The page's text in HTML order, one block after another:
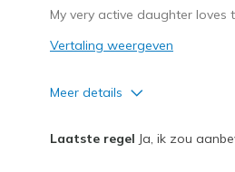
My very active daughter loves
Vertaling weergeven
Meer details
Pluspunten
Laatste regel Ja, ik zou